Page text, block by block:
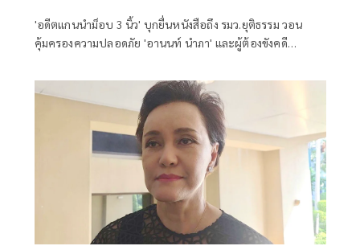
'อดีตแกนนำม็อบ 3 นิ้ว' บุกยื่นหนังสือถึง รมว.ยุติธรรม วอน
คุ้มครองความปลอดภัย 'อานนท์ นำภา' และผู้ต้องขังคดี